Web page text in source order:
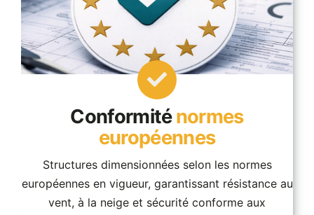
Conformiténormes
européennes
Structures dimensionnées selon les normes
européennes en vigueur, garantissant résistance au
vent, à la neige et sécurité conforme aux